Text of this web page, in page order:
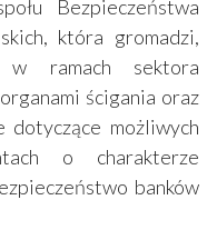
Bezpieczeństwa
która gromadzi,
w ramach sektora
ścigania oraz
dotyczące możliwych
o charakterze
banków